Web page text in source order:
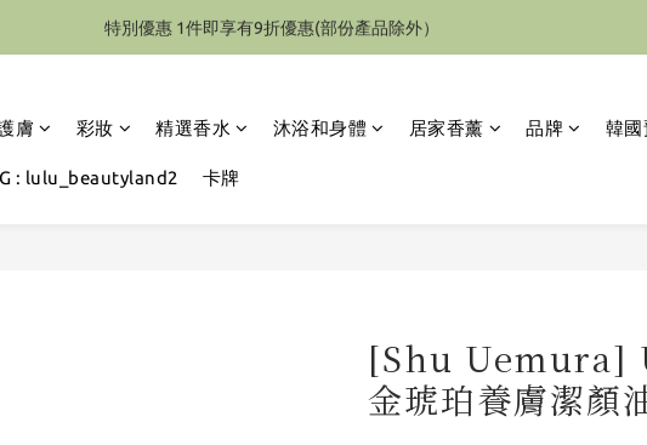
特別優惠 1件即享有9折優惠(部份產品除外）
特別優惠 1件即享有9折優惠(部份產品除外）
特別優惠 1件即享有9折優惠(部份產品除外）
膚 彩妝 精選香水 沐浴和身體 居家香薰 品牌 韓國
: lulu_beautyland2 卡牌
[Shu Uemura]
金琥珀養膚潔顏